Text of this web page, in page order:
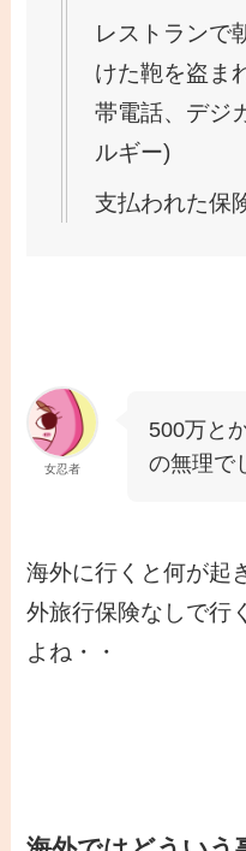
レストランで
けた鞄を盗ま
帯電話、デジ
ルギー)
支払われた保
女忍者
500万と
の無理で
海外に行くと何が起
外旅行保険なしで行
よね・・